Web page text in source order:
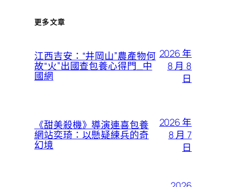
更多文章
江西吉安：“井岡山”農產物何
故“火”出國查包養心得門_中
國網
2026 年
8 月 8
日
《甜美殺機》導演連喜包養
網站奕琦：以懸疑練兵的奇
幻境
2026 年
8 月 7
日